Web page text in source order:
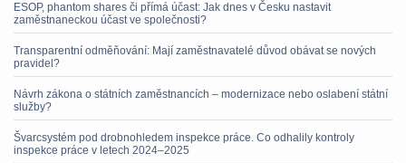
ESOP, phantom shares či přímá účast: Jak dnes v Česku nastavit
zaměstnaneckou účast ve společnosti?
Transparentní odměňování: Mají zaměstnavatelé důvod obávat se nových
pravidel?
Návrh zákona o státních zaměstnancích – modernizace nebo oslabení státní
služby?
Švarcsystém pod drobnohledem inspekce práce. Co odhalily kontroly
inspekce práce v letech 2024–2025